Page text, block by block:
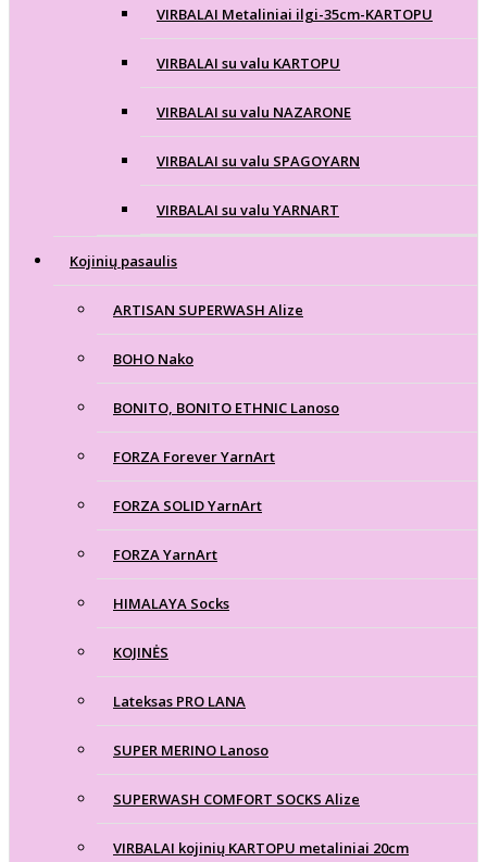
VIRBALAI Metaliniai ilgi-35cm-KARTOPU
VIRBALAI su valu KARTOPU
VIRBALAI su valu NAZARONE
VIRBALAI su valu SPAGOYARN
VIRBALAI su valu YARNART
Kojinių pasaulis
ARTISAN SUPERWASH Alize
BOHO Nako
BONITO, BONITO ETHNIC Lanoso
FORZA Forever YarnArt
FORZA SOLID YarnArt
FORZA YarnArt
HIMALAYA Socks
KOJINĖS
Lateksas PRO LANA
SUPER MERINO Lanoso
SUPERWASH COMFORT SOCKS Alize
VIRBALAI kojinių KARTOPU metaliniai 20cm